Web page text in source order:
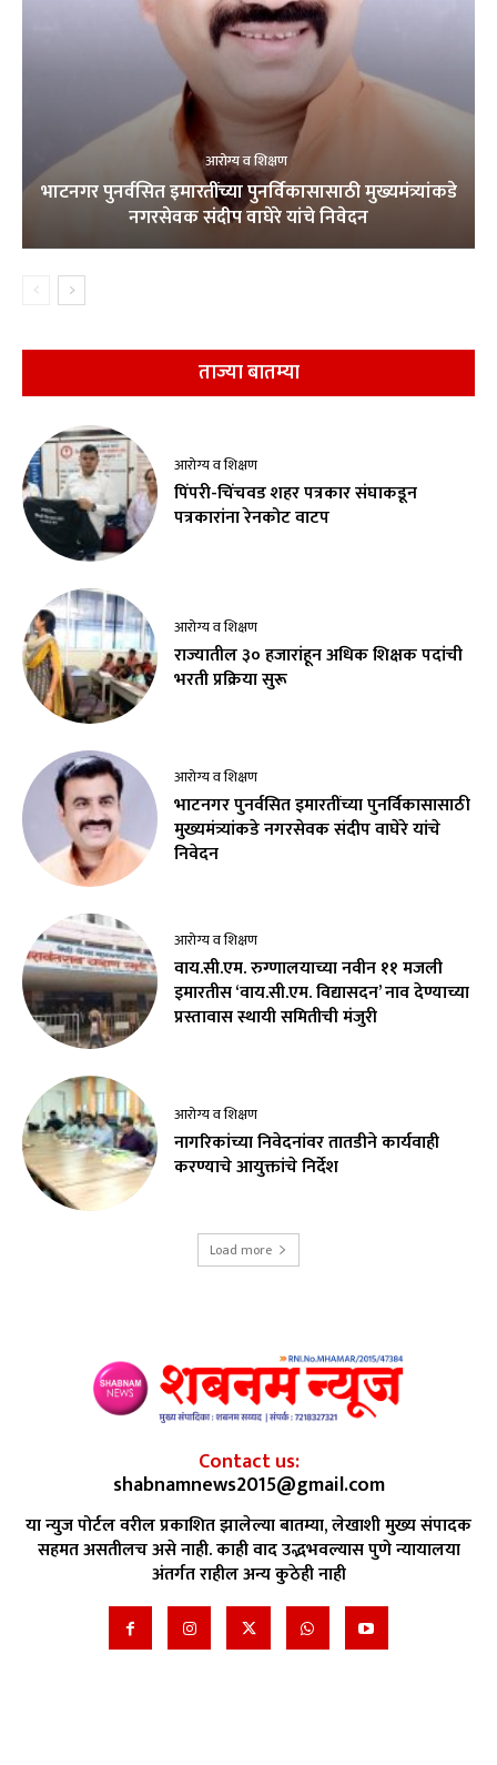
आरोग्य व शिक्षण
भाटनगर पुनर्वसित इमारतींच्या पुनर्विकासासाठी मुख्यमंत्र्यांकडे
नगरसेवक संदीप वाघेरे यांचे निवेदन
ताज्या बातम्या
आरोग्य व शिक्षण
पिंपरी-चिंचवड शहर पत्रकार संघाकडून
पत्रकारांना रेनकोट वाटप
आरोग्य व शिक्षण
राज्यातील ३० हजारांहून अधिक शिक्षक पदांची
भरती प्रक्रिया सुरू
आरोग्य व शिक्षण
भाटनगर पुनर्वसित इमारतींच्या पुनर्विकासासाठी
मुख्यमंत्र्यांकडे नगरसेवक संदीप वाघेरे यांचे
निवेदन
आरोग्य व शिक्षण
वाय.सी.एम. रुग्णालयाच्या नवीन ११ मजली
इमारतीस ‘वाय.सी.एम. विद्यासदन’ नाव देण्याच्या
प्रस्तावास स्थायी समितीची मंजुरी
आरोग्य व शिक्षण
नागरिकांच्या निवेदनांवर तातडीने कार्यवाही
करण्याचे आयुक्तांचे निर्देश
Load more
Contact us:
shabnamnews2015@gmail.com
या न्युज पोर्टल वरील प्रकाशित झालेल्या बातम्या, लेखाशी मुख्य संपादक
सहमत असतीलच असे नाही. काही वाद उद्भभवल्यास पुणे न्यायालया
अंतर्गत राहील अन्य कुठेही नाही